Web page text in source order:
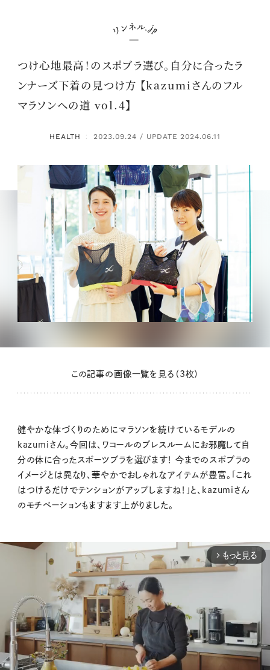
つけ心地最高！のスポブラ選び。自分に合ったラ
ンナーズ下着の見つけ方 【kazumiさんのフル
マラソンへの道 vol.4】
HEALTH ： 2023.09.24 / UPDATE 2024.06.11
この記事の画像一覧を見る（3枚）
健やかな体づくりのためにマラソンを続けているモデルの
kazumiさん。今回は、ワコールのプレスルームにお邪魔して自
分の体に合ったスポーツブラを選びます！ 今までのスポブラの
イメージとは異なり、華やかでおしゃれなアイテムが豊富。「これ
はつけるだけでテンションがアップしますね！」と、kazumiさん
のモチベーションもますます上がりました。
arrow_forward_ios もっと見る